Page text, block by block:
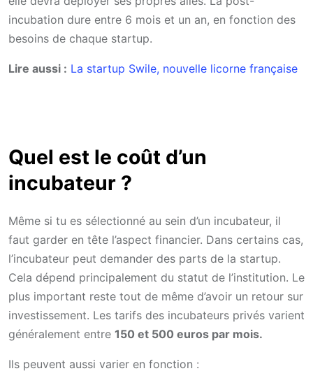
incubation dure entre 6 mois et un an, en fonction des
besoins de chaque startup.
Lire aussi : La startup Swile, nouvelle licorne française
Quel est le coût d’un
incubateur ?
Même si tu es sélectionné au sein d’un incubateur, il
faut garder en tête l’aspect financier. Dans certains cas,
l’incubateur peut demander des parts de la startup.
Cela dépend principalement du statut de l’institution. Le
plus important reste tout de même d’avoir un retour sur
investissement. Les tarifs des incubateurs privés varient
généralement entre 150 et 500 euros par mois.
Ils peuvent aussi varier en fonction :